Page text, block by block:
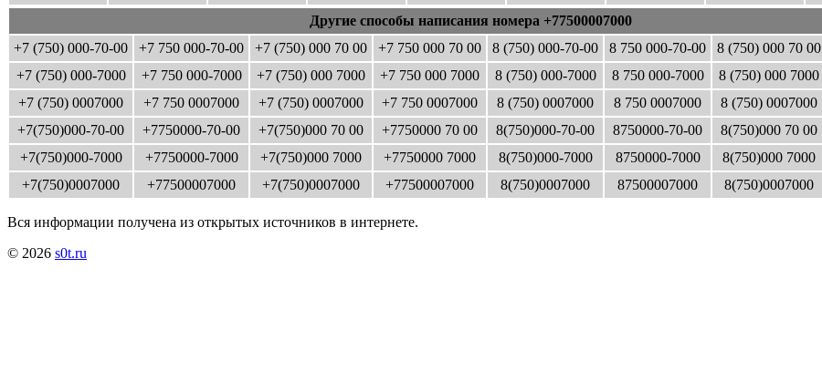
Другие способы написания номера +77500007000
+7 (750) 000-70-00
+7 750 000-70-00 +7 (750) 000 70 00 +7 750 000 70 00 8 (750) 000-70-00 8 750 000-70-00 8 (750) 000 70 00
+7 (750) 000-7000
+7 750 000-7000 +7 (750) 000 7000 +7 750 000 7000 8 (750) 000-7000 8 750 000-7000 8 (750) 000 7000
+7 (750) 0007000
+7 750 0007000 +7 (750) 0007000 +7 750 0007000 8 (750) 0007000 8 750 0007000 8 (750) 0007000
+7(750)000-70-00
+7750000-70-00 +7(750)000 70 00 +7750000 70 00 8(750)000-70-00 8750000-70-00 8(750)000 70 00
+7(750)000-7000
+7750000-7000 +7(750)000 7000 +7750000 7000 8(750)000-7000 8750000-7000 8(750)000 7000
+7(750)0007000
+77500007000 +7(750)0007000 +77500007000 8(750)0007000 87500007000 8(750)0007000
Вся информации получена из открытых источников в интернете.
© 2026 s0t.ru